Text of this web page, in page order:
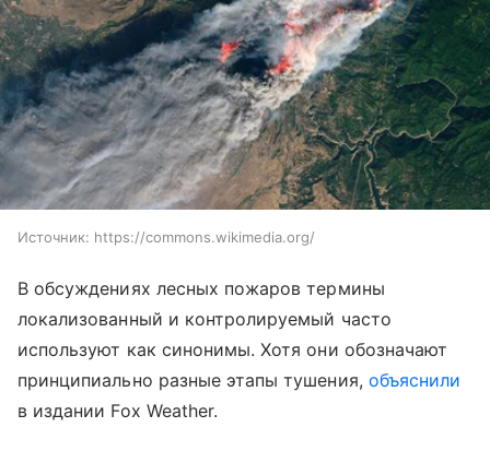
Источник: https://commons.wikimedia.org/
В обсуждениях лесных пожаров термины
локализованный и контролируемый часто
используют как синонимы. Хотя они обозначают
принципиально разные этапы тушения, объяснили
в издании Fox Weather.